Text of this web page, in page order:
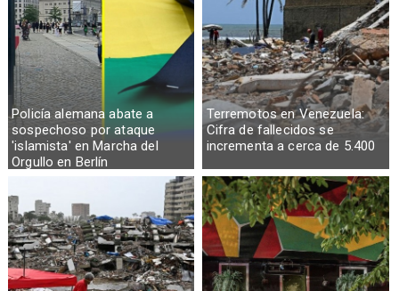
Policía alemana abate a
sospechoso por ataque
'islamista' en Marcha del
Orgullo en Berlín
Terremotos en Venezuela:
Cifra de fallecidos se
incrementa a cerca de 5.400